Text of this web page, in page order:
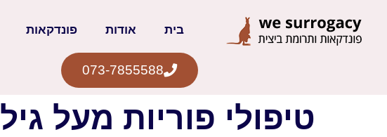
בית אודות פונדקאות
073-7855588
טיפולי פוריות מעל גיל 45- פוריות בעידן המודרני